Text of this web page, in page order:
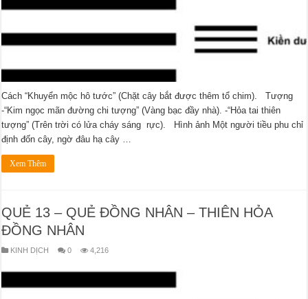
Cách “Khuyển mộc hô tước” (Chặt cây bắt được thêm tổ chim). Tượng
-“Kim ngọc mãn đường chi tượng” (Vàng bạc đầy nhà). -“Hỏa tai thiên
tượng” (Trên trời có lửa cháy sáng rực). Hình ảnh Một người tiều phu chỉ
định đốn cây, ngờ đâu hạ cây …
Xem Thêm
QUẺ 13 – QUẺ ĐỒNG NHÂN – THIÊN HỎA
ĐỒNG NHÂN
KINH DỊCH 0 4,216